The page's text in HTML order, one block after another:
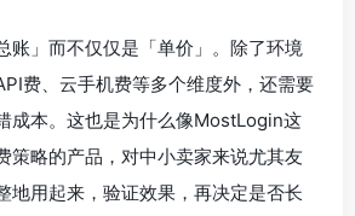
账」而不仅仅是「单价」。除了环境
费、云手机费等多个维度外，还需要
成本。这也是为什么像MostLogin这
策略的产品，对中小卖家来说尤其友
用起来，验证效果，再决定是否长